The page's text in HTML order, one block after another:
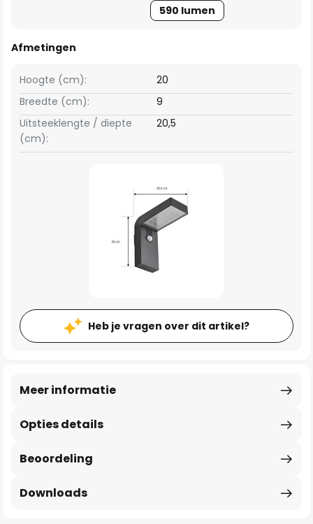
590 lumen
Afmetingen
Breedte (cm): 9
Hoogte (cm): 20
Uitsteeklengte / diepte
(cm):
20,5
Heb je vragen over dit artikel?
Opties details
Meer informatie
Beoordeling
Downloads